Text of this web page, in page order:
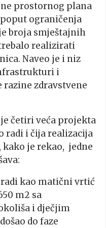
prostornog plana
ograničenja
broja smještajnih
realizirati
Naveo je i niz
i
zdravstvene
četiri veća projekta
radi i čija realizacija
kako je rekao, jedne
kao matični vrtić
m2 sa
i dječjim
do faze